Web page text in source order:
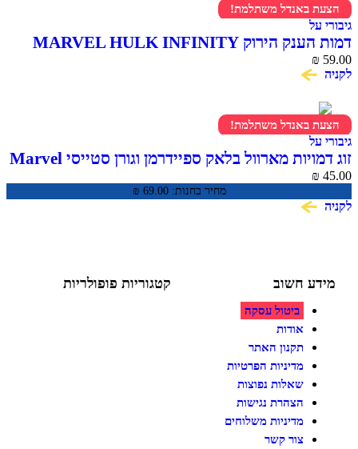
באנדל משתלמת!
דמות הענק הירוק MARVEL HULK INFINITY
באנדל משתלמת!
זוג דמויות מארוול בלאק ספיידרמן וגורן סטייסי Marvel
Spidey and His Amazing
מחיר בחנות: ₪69.00
חשוב
ביטול עסקה
תקנון האתר
מדיניות הפרטיות
שאלות נפוצות
הצהרת נגישות
מדיניות משלוחים
צור קשר
קטגוריות פופולריות